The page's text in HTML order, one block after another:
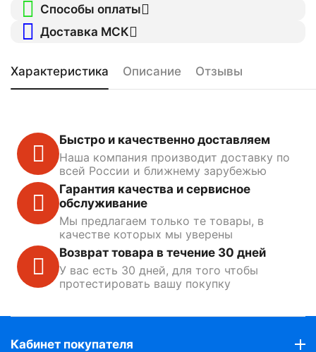
Способы оплаты
Доставка МСК
Характеристика Описание Отзывы
Быстро и качественно доставляем
Наша компания производит доставку по
всей России и ближнему зарубежью
Гарантия качества и сервисное
обслуживание
Мы предлагаем только те товары, в
качестве которых мы уверены
Возврат товара в течение 30 дней
У вас есть 30 дней, для того чтобы
протестировать вашу покупку
Кабинет покупателя